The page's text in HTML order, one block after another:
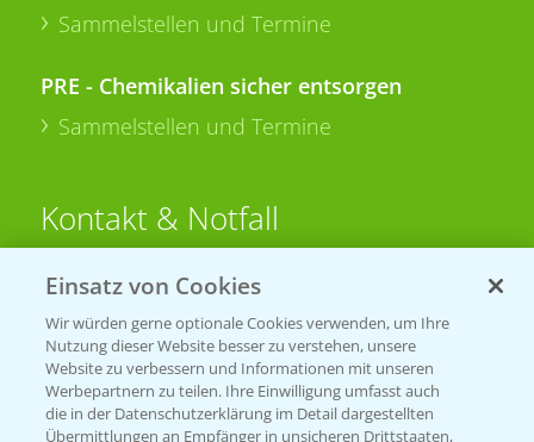
Sammelstellen und Termine
PRE - Chemikalien sicher entsorgen
Sammelstellen und Termine
Kontakt & Notfall
Beratung auf WhatsApp
T.+49 (0)174 346 564 1
KONTAKT
Einsatz von Cookies
Wir würden gerne optionale Cookies verwenden, um Ihre
Nutzung dieser Website besser zu verstehen, unsere
Website zu verbessern und Informationen mit unseren
Werbepartnern zu teilen. Ihre Einwilligung umfasst auch
die in der Datenschutzerklärung im Detail dargestellten
Übermittlungen an Empfänger in unsicheren Drittstaaten,